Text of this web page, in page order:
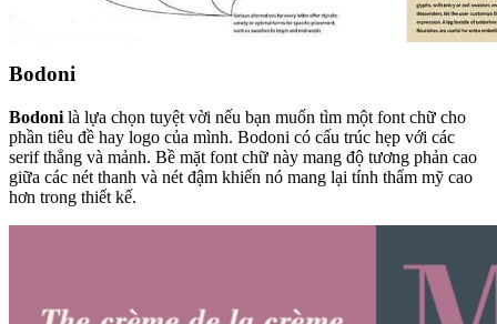
Bodoni
Bodoni là lựa chọn tuyệt vời nếu bạn muốn tìm một font chữ cho
phần tiêu đề hay logo của mình. Bodoni có cấu trúc hẹp với các
serif thẳng và mảnh. Bề mặt font chữ này mang độ tương phản cao
giữa các nét thanh và nét đậm khiến nó mang lại tính thẩm mỹ cao
hơn trong thiết kế.